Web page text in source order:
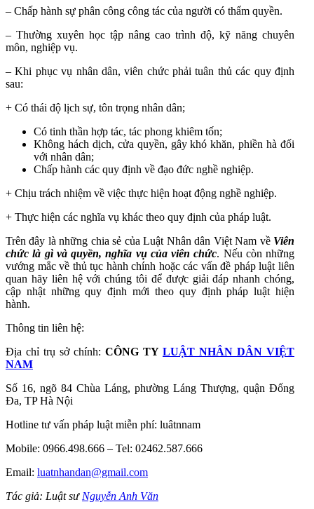
– Chấp hành sự phân công công tác của người có thẩm quyền.
– Thường xuyên học tập nâng cao trình độ, kỹ năng chuyên
môn, nghiệp vụ.
– Khi phục vụ nhân dân, viên chức phải tuân thủ các quy định
sau:
+ Có thái độ lịch sự, tôn trọng nhân dân;
Có tinh thần hợp tác, tác phong khiêm tốn;
Không hách dịch, cửa quyền, gây khó khăn, phiền hà đối
với nhân dân;
Chấp hành các quy định về đạo đức nghề nghiệp.
+ Chịu trách nhiệm về việc thực hiện hoạt động nghề nghiệp.
+ Thực hiện các nghĩa vụ khác theo quy định của pháp luật.
Trên đây là những chia sẻ của Luật Nhân dân Việt Nam về Viên
chức là gì và quyền, nghĩa vụ của viên chức. Nếu còn những
vướng mắc về thủ tục hành chính hoặc các vấn đề pháp luật liên
quan hãy liên hệ với chúng tôi để được giải đáp nhanh chóng,
cập nhật những quy định mới theo quy định pháp luật hiện
hành.
Thông tin liên hệ:
Địa chỉ trụ sở chính: CÔNG TY LUẬT NHÂN DÂN VIỆT
NAM
Số 16, ngõ 84 Chùa Láng, phường Láng Thượng, quận Đống
Đa, TP Hà Nội
Hotline tư vấn pháp luật miễn phí: luâtnnam
Mobile: 0966.498.666 – Tel: 02462.587.666
Email: luatnhandan@gmail.com
Tác giả: Luật sư Nguyễn Anh Văn